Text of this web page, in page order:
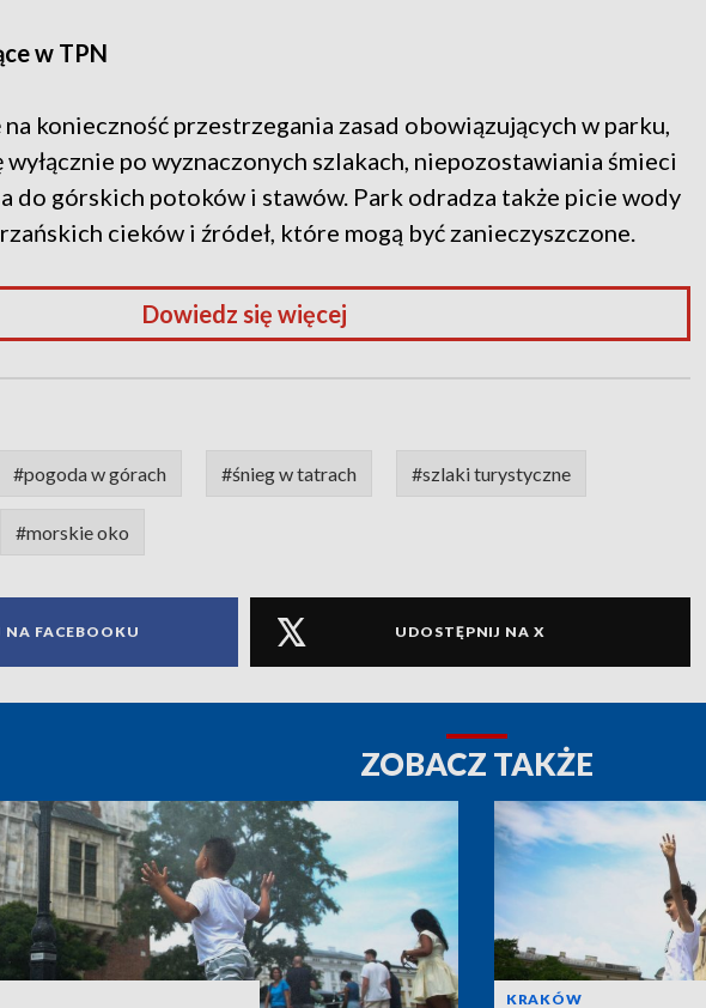
w TPN
konieczność przestrzegania zasad obowiązujących w parku,
wyłącznie po wyznaczonych szlakach, niepozostawiania śmieci
do górskich potoków i stawów. Park odradza także picie wody
cieków i źródeł, które mogą być zanieczyszczone.
Dowiedz się więcej
#pogoda w górach #śnieg w tatrach #szlaki turystyczne
#morskie oko
NA FACEBOOKU UDOSTĘPNIJ NA X
ZOBACZ TAKŻE
KRAKÓW